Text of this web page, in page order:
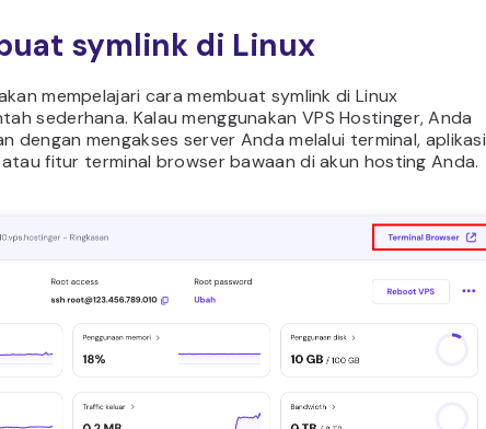
symlink di Linux
mempelajari cara membuat symlink di Linux
sederhana. Kalau menggunakan VPS Hostinger, Anda
dengan mengakses server Anda melalui terminal, aplikasi
atau fitur terminal browser bawaan di akun hosting Anda.